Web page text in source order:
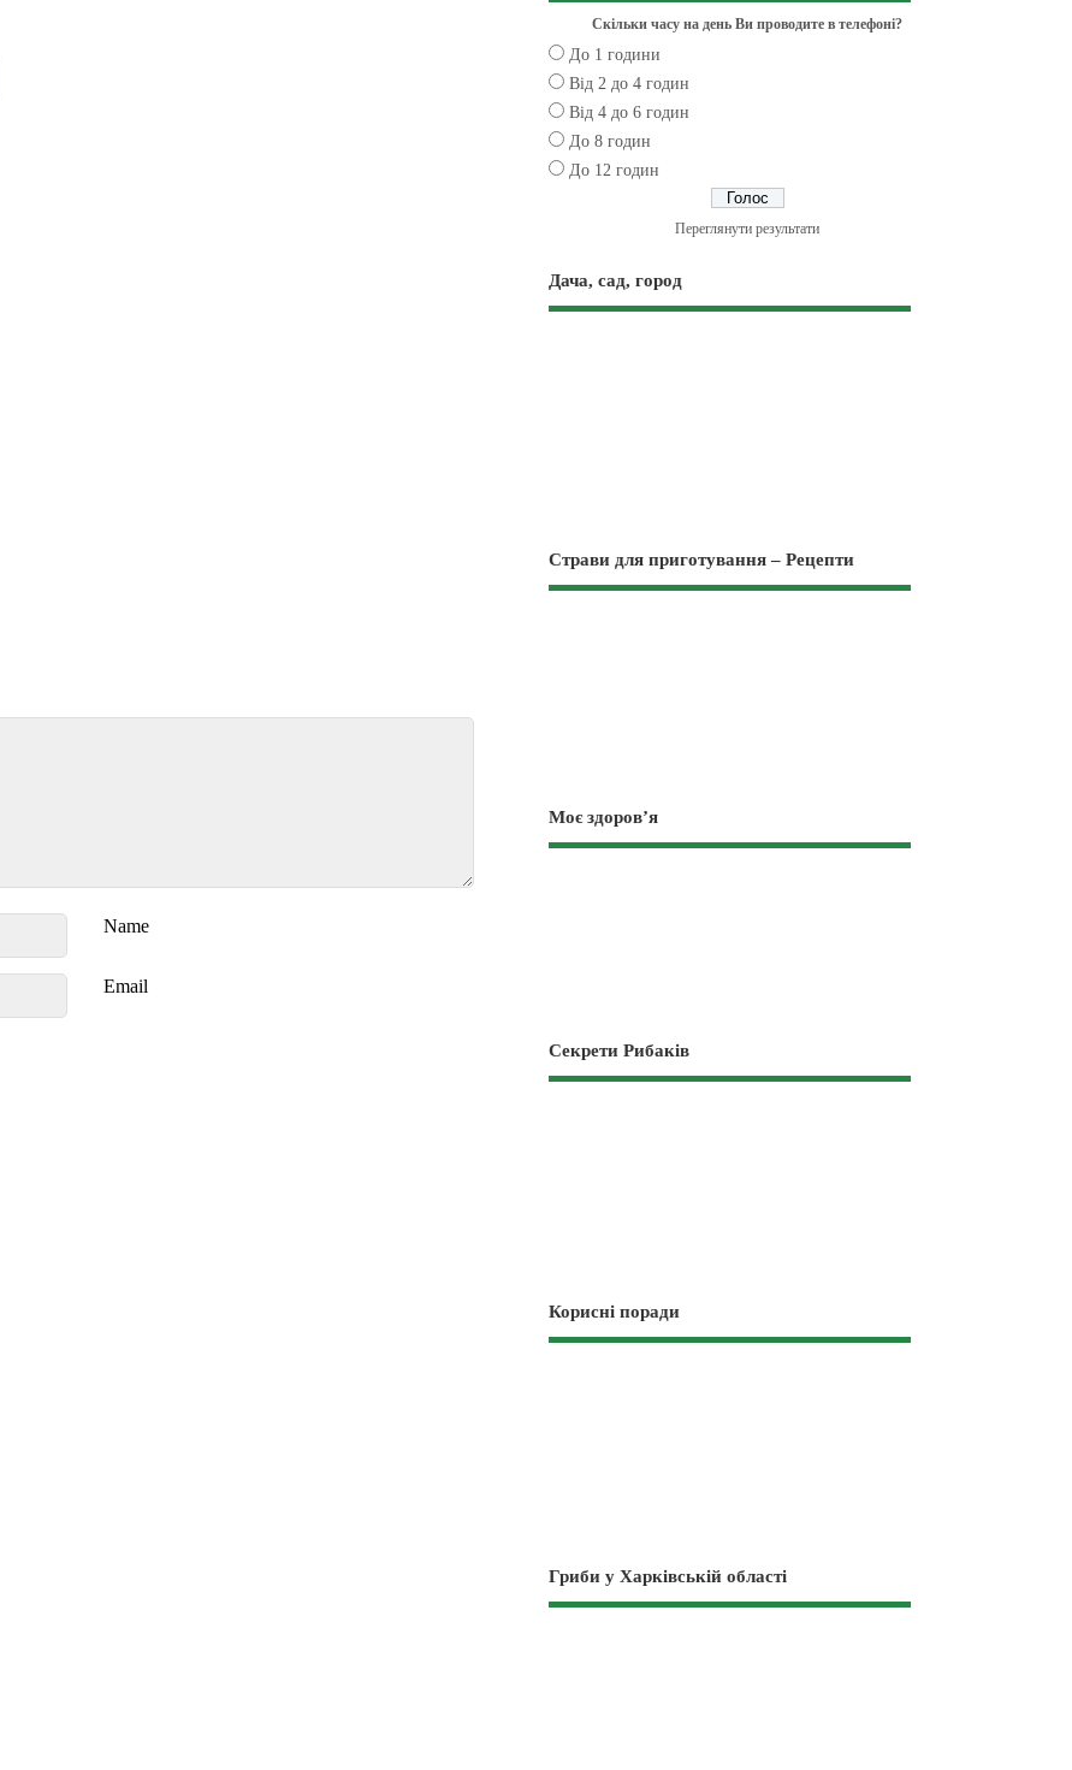
Name
Email
Скільки часу на день Ви проводите в телефоні?
До 1 години
Від 2 до 4 годин
Від 4 до 6 годин
До 8 годин
До 12 годин
Переглянути результати
Дача, сад, город
Страви для приготування – Рецепти
Моє здоров’я
Секрети Рибаків
Корисні поради
Гриби у Харківській області